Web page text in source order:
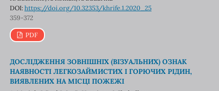
DOI:https://doi.org/10.32353/khrife.1.2020_25
359-372
PDF
ДОСЛІДЖЕННЯ ЗОВНІШНІХ (ВІЗУАЛЬНИХ) ОЗНАК
НАЯВНОСТІ ЛЕГКОЗАЙМИСТИХ І ГОРЮЧИХ РІДИН,
ВИЯВЛЕНИХ НА МІСЦІ ПОЖЕЖІ